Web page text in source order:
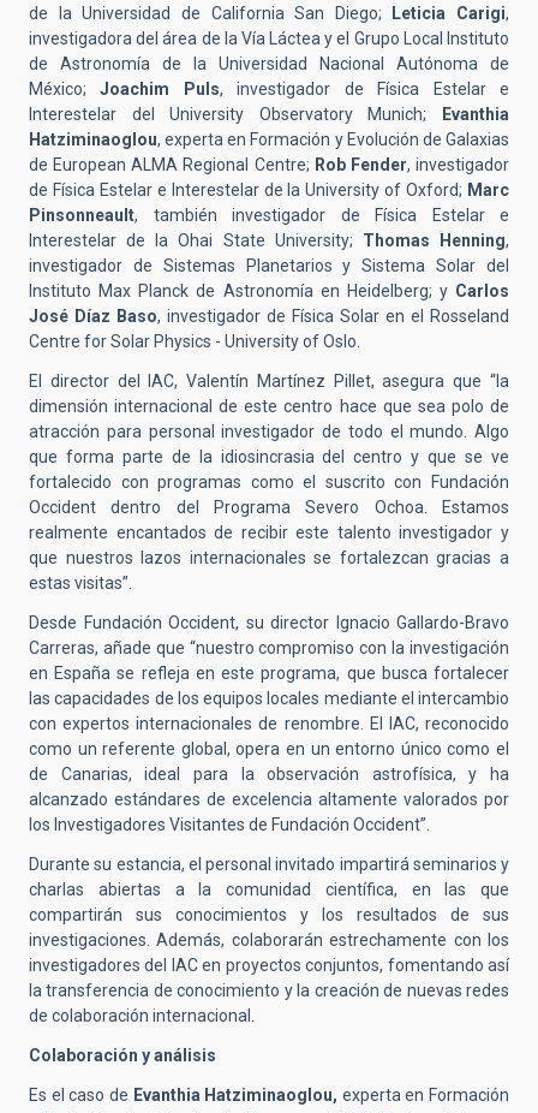
de la Universidad de California San Diego;
Leticia Carigi,
investigadora del área de la Vía Láctea y el Grupo Local Instituto
de Astronomía de la Universidad Nacional Autónoma de
México;Joachim Puls, investigador de Física Estelar e
Interestelar del University Observatory Munich;
Evanthia
Hatziminaoglou, experta en Formación y Evolución de Galaxias
de European ALMA Regional Centre; Rob Fender, investigador
de Física Estelar e Interestelar de la University of Oxford; Marc
Pinsonneault, también investigador de Física Estelar e
Interestelar de la Ohai State University; Thomas Henning,
investigador de Sistemas Planetarios y Sistema Solar del
Instituto Max Planck de Astronomía en Heidelberg; y Carlos
José Díaz Baso, investigador de Física Solar en el Rosseland
Centre for Solar Physics - University of Oslo.
El director del IAC, Valentín Martínez Pillet, asegura que “la
dimensión internacional de este centro hace que sea polo de
atracción para personal investigador de todo el mundo. Algo
que forma parte de la idiosincrasia del centro y que se ve
fortalecido con programas como el suscrito con Fundación
Occident dentro del Programa Severo Ochoa. Estamos
realmente encantados de recibir este talento investigador y
que nuestros lazos internacionales se fortalezcan gracias a
estas visitas”.
Desde Fundación Occident, su director Ignacio Gallardo-Bravo
Carreras, añade que “nuestro compromiso con la investigación
en España se refleja en este programa, que busca fortalecer
las capacidades de los equipos locales mediante el intercambio
con expertos internacionales de renombre. El IAC, reconocido
como un referente global, opera en un entorno único como el
de Canarias, ideal para la observación astrofísica, y ha
alcanzado estándares de excelencia altamente valorados por
los Investigadores Visitantes de Fundación Occident”.
Durante su estancia, el personal invitado impartirá seminarios y
charlas abiertas a la comunidad científica, en las que
compartirán sus conocimientos y los resultados de sus
investigaciones. Además, colaborarán estrechamente con los
investigadores del IAC en proyectos conjuntos, fomentando así
la transferencia de conocimiento y la creación de nuevas redes
de colaboración internacional.
Colaboración y análisis
Es el caso de Evanthia Hatziminaoglou, experta en Formación